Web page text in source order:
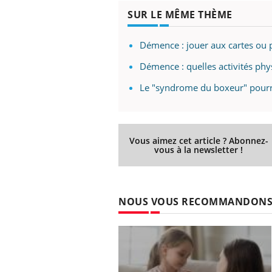
SUR LE MÊME THÈME
Démence : jouer aux cartes
Démence : quelles activités
Le "syndrome du boxeur"
Vous aimez cet article ? Abonnez-
vous à la newsletter !
NOUS VOUS RECOMMANDONS
Fatigue, irritabilité, brouillard mental ou
même alopécie… Les symptômes de la
En